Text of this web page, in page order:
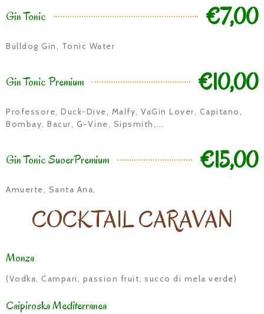
Gin Tonic €7,00
Bulldog Gin, Tonic Water
Gin Tonic Premium €10,00
Professore, Duck-Dive, Malfy, VaGin Lover, Capitano,
Bombay, Bacur, G-Vine, Sipsmith,...
Gin Tonic SuoerPremium €15,00
Amuerte, Santa Ana,
COCKTAIL CARAVAN
Monza
(Vodka, Campari, passion fruit, succo di mela verde)
Caipiroska Mediterranea